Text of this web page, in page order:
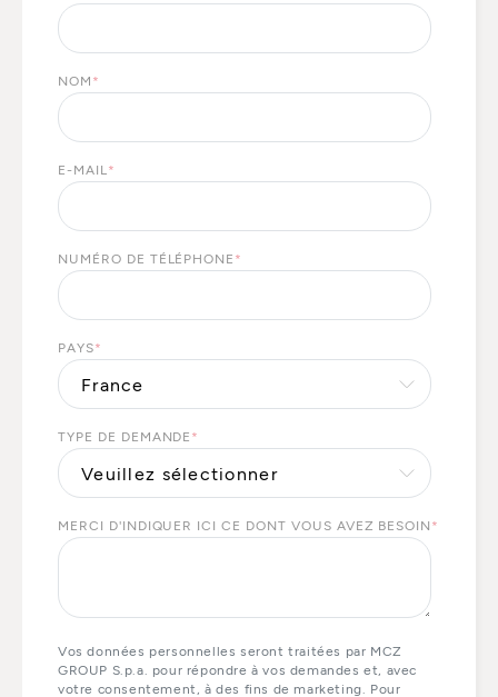
NOM *
E-MAIL *
NUMÉRO DE TÉLÉPHONE *
PAYS*
TYPE DE DEMANDE *
MERCI D'INDIQUER ICI CE DONT VOUS AVEZ BESOIN *
Vos données personnelles seront traitées par MCZ
GROUP S.p.a. pour répondre à vos demandes et, avec
votre consentement, à des fins de marketing. Pour